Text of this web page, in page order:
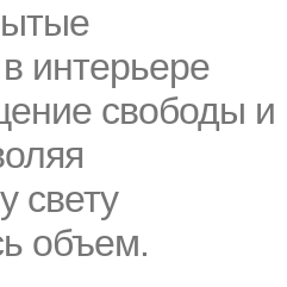
интерьере
свободы и
свету
объем.